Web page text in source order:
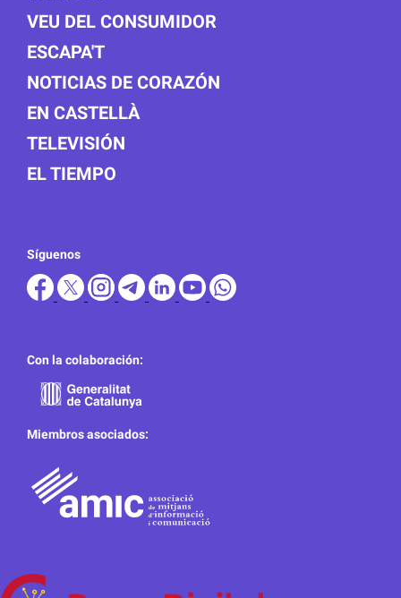
VEU DEL CONSUMIDOR
ESCAPA'T
NOTICIAS DE CORAZÓN
EN CASTELLÀ
TELEVISIÓN
EL TIEMPO
Síguenos
Con la colaboración:
Miembros asociados: